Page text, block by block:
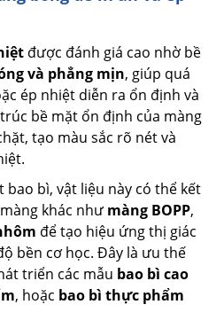
được đánh giá cao nhờ bề
và phẳng mịn, giúp quá
ép nhiệt diễn ra ổn định và
bề mặt ổn định của màng
tạo màu sắc rõ nét và
bì, vật liệu này có thể kết
khác như màng BOPP,
để tạo hiệu ứng thị giác
bền cơ học. Đây là ưu thế
triển các mẫu bao bì cao
, hoặc bao bì thực phẩm